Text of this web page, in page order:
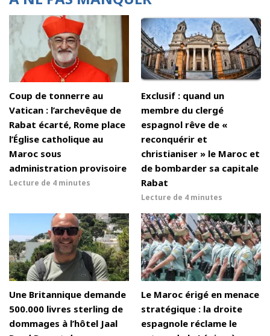
Coup de tonnerre au
Vatican : l’archevêque de
Rabat écarté, Rome place
l’Église catholique au
Maroc sous
administration provisoire
Lecture de 4 minutes
Exclusif : quand un
membre du clergé
espagnol rêve de «
reconquérir et
christianiser » le Maroc et
de bombarder sa capitale
Rabat
Lecture de 4 minutes
Une Britannique demande
500.000 livres sterling de
dommages à l’hôtel Jaal
Le Maroc érigé en menace
stratégique : la droite
espagnole réclame le